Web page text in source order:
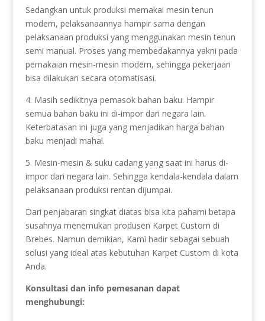
Sedangkan untuk produksi memakai mesin tenun
modern, pelaksanaannya hampir sama dengan
pelaksanaan produksi yang menggunakan mesin tenun
semi manual. Proses yang membedakannya yakni pada
pemakaian mesin-mesin modern, sehingga pekerjaan
bisa dilakukan secara otomatisasi.
4. Masih sedikitnya pemasok bahan baku. Hampir
semua bahan baku ini di-impor dari negara lain.
Keterbatasan ini juga yang menjadikan harga bahan
baku menjadi mahal.
5. Mesin-mesin & suku cadang yang saat ini harus di-
impor dari negara lain. Sehingga kendala-kendala dalam
pelaksanaan produksi rentan dijumpai.
Dari penjabaran singkat diatas bisa kita pahami betapa
susahnya menemukan produsen Karpet Custom di
Brebes. Namun demikian, Kami hadir sebagai sebuah
solusi yang ideal atas kebutuhan Karpet Custom di kota
Anda.
Konsultasi dan info pemesanan dapat
menghubungi: